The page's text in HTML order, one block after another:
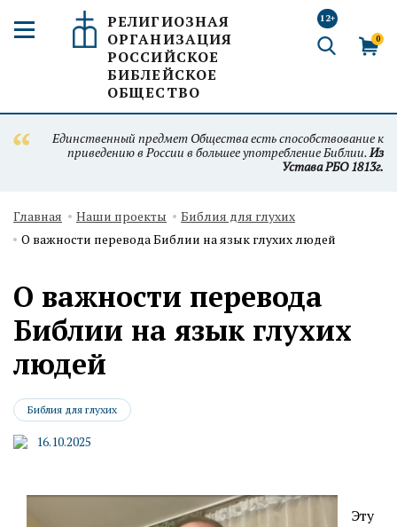
РЕЛИГИОЗНАЯ
ОРГАНИЗАЦИЯ
РОССИЙСКОЕ
БИБЛЕЙСКОЕ
ОБЩЕСТВО
12+
0
Единственный предмет Общества есть способствование к
приведению в России в большее употребление Библии.Из
Устава РБО 1813г.
Главная Наши проекты
Библия для глухих
О важности перевода Библии на язык глухих людей
О важности перевода
Библии на язык глухих
людей
Библия для глухих
16.10.2025
Эту